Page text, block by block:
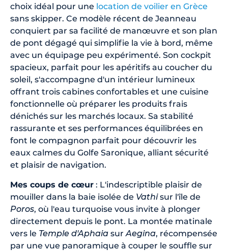
choix idéal pour une location de voilier en Grèce
sans skipper. Ce modèle récent de Jeanneau
conquiert par sa facilité de manœuvre et son plan
de pont dégagé qui simplifie la vie à bord, même
avec un équipage peu expérimenté. Son cockpit
spacieux, parfait pour les apéritifs au coucher du
soleil, s'accompagne d'un intérieur lumineux
offrant trois cabines confortables et une cuisine
fonctionnelle où préparer les produits frais
dénichés sur les marchés locaux. Sa stabilité
rassurante et ses performances équilibrées en
font le compagnon parfait pour découvrir les
eaux calmes du Golfe Saronique, alliant sécurité
et plaisir de navigation.
Mes coups de cœur : L'indescriptible plaisir de
mouiller dans la baie isolée de Vathisur l'île de
Poros, où l'eau turquoise vous invite à plonger
directement depuis le pont. La montée matinale
vers le Temple d'Aphaia surAegina, récompensée
par une vue panoramique à couper le souffle sur